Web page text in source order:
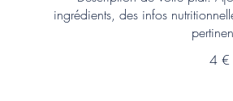
ingrédients, des infos
4 €